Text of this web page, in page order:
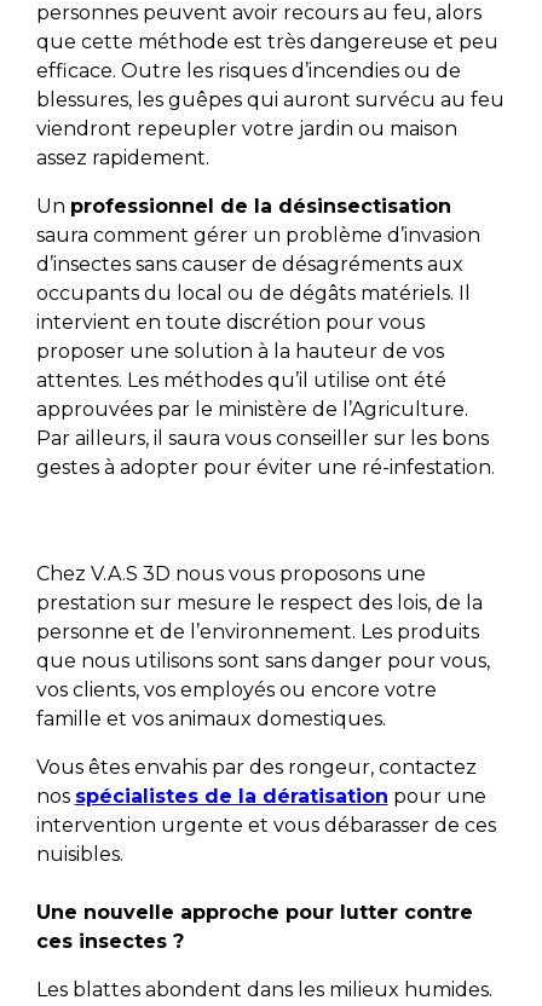
personnes peuvent avoir recours au feu, alors
que cette méthode est très dangereuse et peu
efficace. Outre les risques d’incendies ou de
blessures, les guêpes qui auront survécu au feu
viendront repeupler votre jardin ou maison
assez rapidement.
Un professionnel de la désinsectisation
saura comment gérer un problème d’invasion
d’insectes sans causer de désagréments aux
occupants du local ou de dégâts matériels. Il
intervient en toute discrétion pour vous
proposer une solution à la hauteur de vos
attentes. Les méthodes qu’il utilise ont été
approuvées par le ministère de l’Agriculture.
Par ailleurs, il saura vous conseiller sur les bons
gestes à adopter pour éviter une ré-infestation.
Chez V.A.S 3D nous vous proposons une
prestation sur mesure le respect des lois, de la
personne et de l’environnement. Les produits
que nous utilisons sont sans danger pour vous,
vos clients, vos employés ou encore votre
famille et vos animaux domestiques.
Vous êtes envahis par des rongeur, contactez
nos spécialistes de la dératisation pour une
intervention urgente et vous débarasser de ces
nuisibles.
Une nouvelle approche pour lutter contre
ces insectes ?
Les blattes abondent dans les milieux humides.